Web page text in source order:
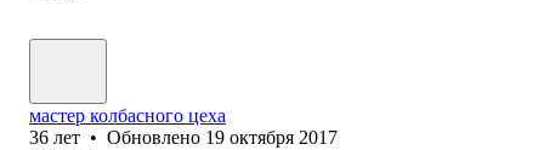
мастер колбасного цеха
36 лет • Обновлено 19 октября 2017